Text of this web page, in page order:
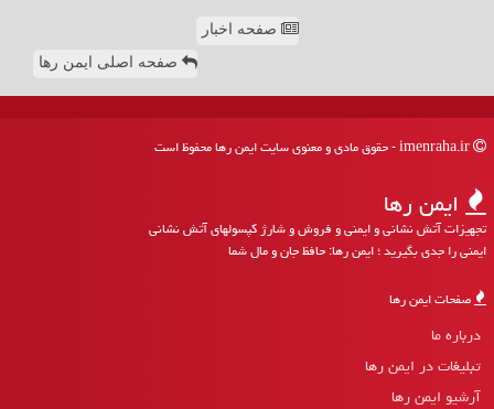
صفحه اخبار
صفحه اصلی ایمن رها
ایمن رها
تجهیزات آتش نشانی و ایمنی و فروش و شارژ کپسولهای آتش نشانی
ایمنی را جدی بگیرید ؛ ایمن رها: حافظ جان و مال شما
صفحات ایمن رها
درباره ما
تبلیغات در ایمن رها
آرشیو ایمن رها